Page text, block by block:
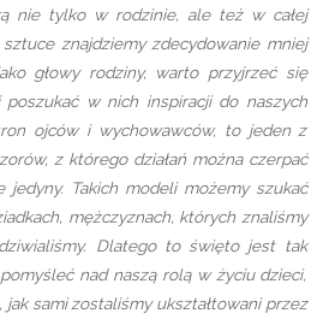
nie tylko w rodzinie, ale też w całej
znajdziemy zdecydowanie mniej
głowy rodziny, warto przyjrzeć się
w nich inspiracji do naszych
ojców i wychowawców, to jeden z
z którego działań można czerpać
jedyny. Takich modeli możemy szukać
mężczyznach, których znaliśmy
Dlatego to święto jest tak
nad naszą rolą w życiu dzieci,
sami zostaliśmy ukształtowani przez